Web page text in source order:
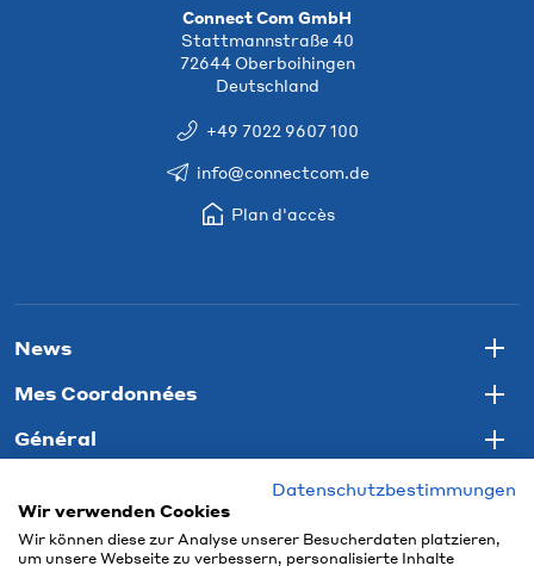
Connect Com GmbH
Stattmannstraße 40
72644 Oberboihingen
Deutschland
+49 7022 9607 100
info@connectcom.de
Plan d'accès
News
Mes Coordonnées
Général
Datenschutzbestimmungen
Wir verwenden Cookies
Wir können diese zur Analyse unserer Besucherdaten platzieren,
um unsere Webseite zu verbessern, personalisierte Inhalte